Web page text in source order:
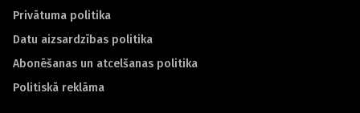
Privātuma politika
Datu aizsardzības politika
Abonēšanas un atcelšanas politika
Politiskā reklāma